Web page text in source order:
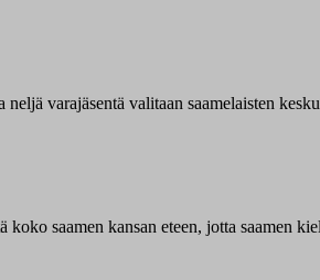
neljä varajäsentä valitaan saamelaisten
koko saamen kansan eteen, jotta saamen